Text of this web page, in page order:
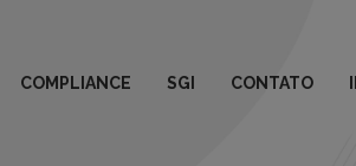
COMPLIANCE SGI CONTATO